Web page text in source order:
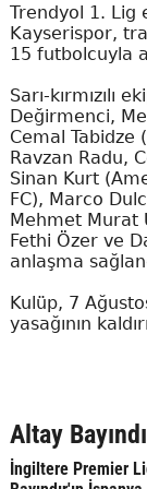
Trendyol 1. Lig
Kayserispor,
15 futbolcuyla
Sarı-kırmızılı
Değirmenci,
Cemal Tabidze
Ravzan Radu,
Sinan Kurt
FC), Marco
Mehmet Murat
Fethi Özer ve
anlaşma
Kulüp, 7
yasağının
Altay
İngiltere Premier